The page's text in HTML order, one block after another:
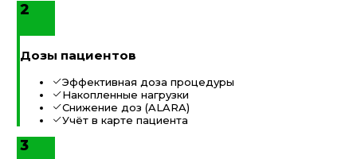
2
Дозы пациентов
Эффективная доза процедуры
Накопленные нагрузки
Снижение доз (ALARA)
Учёт в карте пациента
3